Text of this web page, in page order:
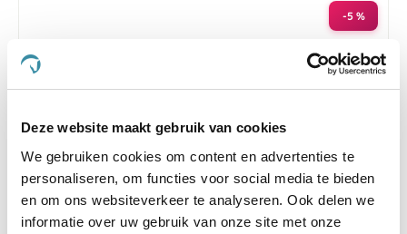
Deze website maakt gebruik van cookies
We gebruiken cookies om content en advertenties te
personaliseren, om functies voor social media te bieden
en om ons websiteverkeer te analyseren. Ook delen we
informatie over uw gebruik van onze site met onze
-5 %